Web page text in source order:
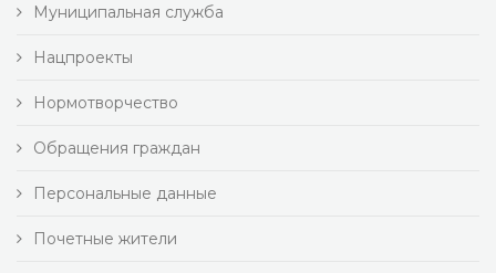
Муниципальная служба
Нацпроекты
Нормотворчество
Обращения граждан
Персональные данные
Почетные жители